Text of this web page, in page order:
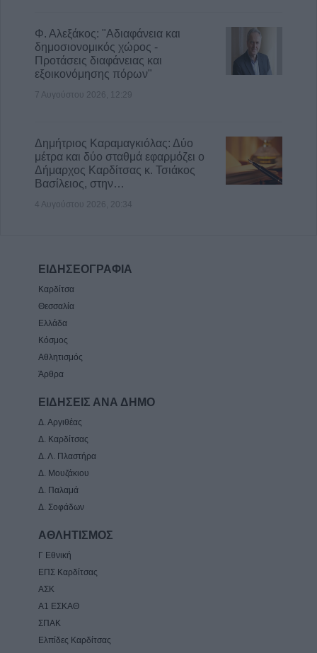
Φ. Αλεξάκος: "Αδιαφάνεια και
δημοσιονομικός χώρος -
Προτάσεις διαφάνειας και
εξοικονόμησης πόρων"
7 Αυγούστου 2026, 12:29
Δημήτριος Καραμαγκιόλας: Δύο
μέτρα και δύο σταθμά εφαρμόζει ο
Δήμαρχος Καρδίτσας κ. Τσιάκος
Βασίλειος, στην…
4 Αυγούστου 2026, 20:34
ΕΙΔΗΣΕΟΓΡΑΦΙΑ
Καρδίτσα
Θεσσαλία
Ελλάδα
Κόσμος
Αθλητισμός
Άρθρα
ΕΙΔΗΣΕΙΣ ΑΝΑ ΔΗΜΟ
Δ. Αργιθέας
Δ. Καρδίτσας
Δ. Λ. Πλαστήρα
Δ. Μουζάκιου
Δ. Παλαμά
Δ. Σοφάδων
ΑΘΛΗΤΙΣΜΟΣ
Γ Εθνική
ΕΠΣ Καρδίτσας
ΑΣΚ
Α1 ΕΣΚΑΘ
ΣΠΑΚ
Ελπίδες Καρδίτσας